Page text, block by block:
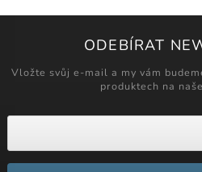
ODEBÍRAT
Vložte svůj e-mail a my vám
produktech na